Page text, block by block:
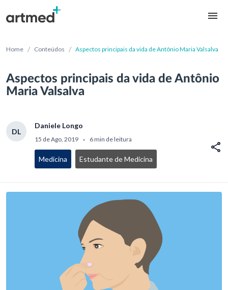
Home / Conteúdos / Aspectos principais da vida de Antônio Maria Valsalva
Aspectos principais da vida de Antônio
Maria Valsalva
DL
Daniele Longo
15 de Ago, 2019 • 6 min de leitura
Medicina Estudante de Medicina